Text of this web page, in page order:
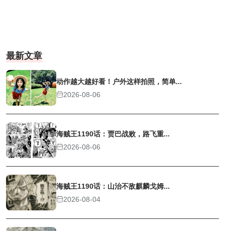
最新文章
动作越大越好看！户外这样拍照，简单...
2026-08-06
海贼王1190话：贾巴战败，路飞重...
2026-08-06
海贼王1190话：山治不敌麒麟戈姆...
2026-08-04